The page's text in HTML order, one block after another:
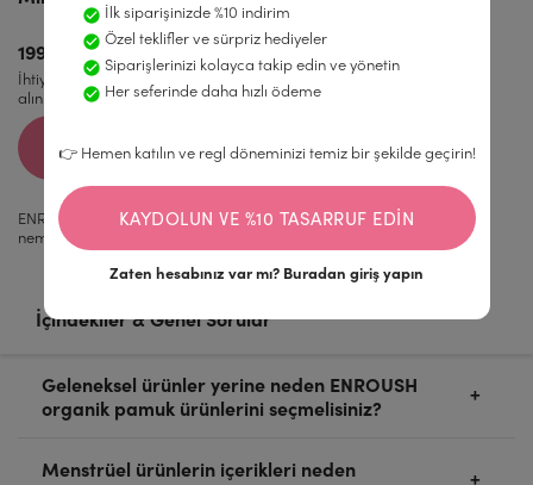
199,99 TL
İhtiyacınız olan her şeyi yanınıza
alın
ŞIMDI AL
ENROUSH doğal intim hijyen serisi; rahatsızlık hissi yaratmadan
nemlendirme ve haz sağlayan ...
İçindekiler & Genel Sorular
Geleneksel ürünler yerine neden ENROUSH
organik pamuk ürünlerini seçmelisiniz?
Organik pamuk ürünler, vücudunuz ve çevre için
Menstrüel ürünlerin içerikleri neden
İlk siparişinizde %10 indirim
Özel teklifler ve sürpriz hediyeler
Siparişlerinizi kolayca takip edin ve yönetin
Her seferinde daha hızlı ödeme
👉 Hemen katılın ve regl döneminizi temiz bir şekilde geçirin!
KAYDOLUN VE %10 TASARRUF EDIN
Zaten hesabınız var mı? Buradan giriş yapın